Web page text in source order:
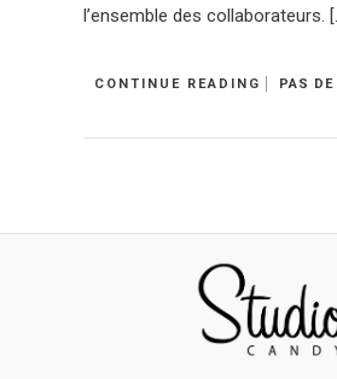
l’ensemble des collaborateurs.
CONTINUE READING PAS DE